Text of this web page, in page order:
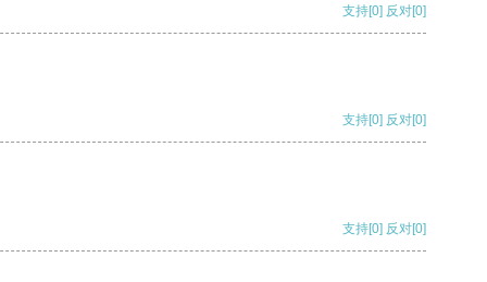
支持[0] 反对[0]
支持[0] 反对[0]
支持[0] 反对[0]